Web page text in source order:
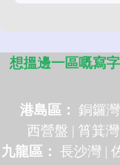
想搵邊一區嘅寫
港島區： 銅鑼灣
西營盤 | 筲箕灣
九龍區： 長沙灣 |